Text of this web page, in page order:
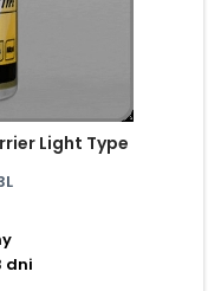
Light Type
dni